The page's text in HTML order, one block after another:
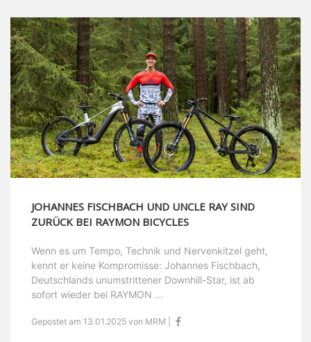
JOHANNES FISCHBACH UND UNCLE RAY SIND
ZURÜCK BEI RAYMON BICYCLES
Wenn es um Tempo, Technik und Nervenkitzel geht,
kennt er keine Kompromisse: Johannes Fischbach,
Deutschlands unumstrittener Downhill-Star, ist ab
sofort wieder bei RAYMON ...
Gepostet am 13.01.2025 von MRM |